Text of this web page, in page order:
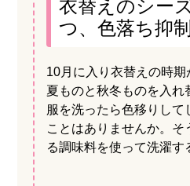
衣替えのシー
つ、色落ち抑
10月に入り衣替えの時期
夏ものと秋冬ものを入れ
服を洗ったら色移りし
ことはありませんか。そ
る調味料を使って洗濯す